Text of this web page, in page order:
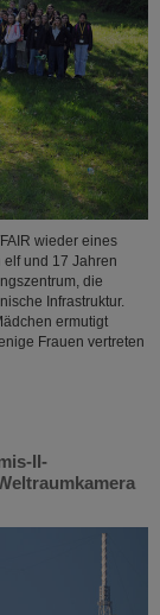
wieder eines
und 17 Jahren
die
Infrastruktur.
ermutigt
Frauen vertreten
II-